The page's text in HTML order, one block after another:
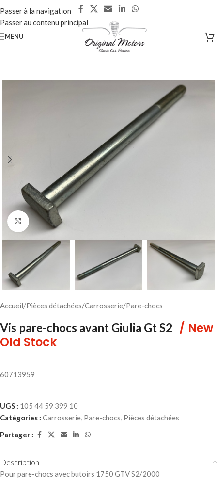
Passer à la navigation
Passer au contenu principal
MENU
Cliquez pour agrandir
Accueil/Pièces détachées/Carrosserie/Pare-chocs
Vis pare-chocs avant Giulia Gt S2 / New
Old Stock
60713959
UGS : 105 44 59 399 10
Catégories : Carrosserie, Pare-chocs, Pièces détachées
Partager :
Description
Pour pare-chocs avec butoirs 1750 GTV S2/2000